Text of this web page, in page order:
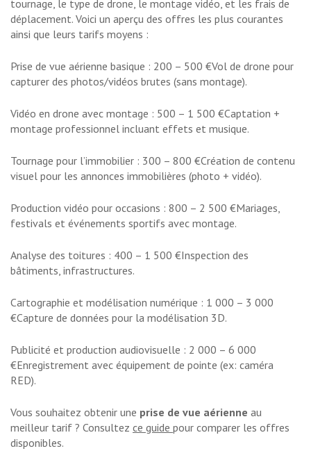
tournage, le type de drone, le montage vidéo, et les frais de
déplacement. Voici un aperçu des offres les plus courantes
ainsi que leurs tarifs moyens :
Prise de vue aérienne basique : 200 – 500 €Vol de drone pour
capturer des photos/vidéos brutes (sans montage).
Vidéo en drone avec montage : 500 – 1 500 €Captation +
montage professionnel incluant effets et musique.
Tournage pour l’immobilier : 300 – 800 €Création de contenu
visuel pour les annonces immobilières (photo + vidéo).
Production vidéo pour occasions : 800 – 2 500 €Mariages,
festivals et événements sportifs avec montage.
Analyse des toitures : 400 – 1 500 €Inspection des
bâtiments, infrastructures.
Cartographie et modélisation numérique : 1 000 – 3 000
€Capture de données pour la modélisation 3D.
Publicité et production audiovisuelle : 2 000 – 6 000
€Enregistrement avec équipement de pointe (ex: caméra
RED).
Vous souhaitez obtenir une prise de vue aérienne au
meilleur tarif ? Consultez ce guide pour comparer les offres
disponibles.